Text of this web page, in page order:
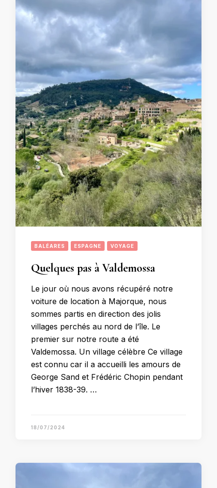
BALÉARES ESPAGNE VOYAGE
Quelques pas à Valdemossa
Le jour où nous avons récupéré notre
voiture de location à Majorque, nous
sommes partis en direction des jolis
villages perchés au nord de l’île. Le
premier sur notre route a été
Valdemossa. Un village célèbre Ce village
est connu car il a accueilli les amours de
George Sand et Frédéric Chopin pendant
l’hiver 1838-39. …
18/07/2024